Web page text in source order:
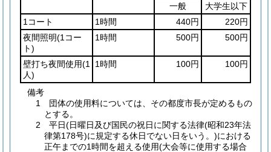
一般
大学生以下
1コート
1時間 440円
220円
夜間照明(1コー
ト)
1時間 500円 500円
壁打ち夜間使用(1
人)
1時間 100円 100円
備考
1 団体の使用料については、その都度市長が定めるもの
とする。
2 平日(日曜日及び国民の祝日に関する法律(昭和23年法
律第178号)に規定する休日でない日をいう。)における
正午までの1時間を超える使用(大会等に使用する場合